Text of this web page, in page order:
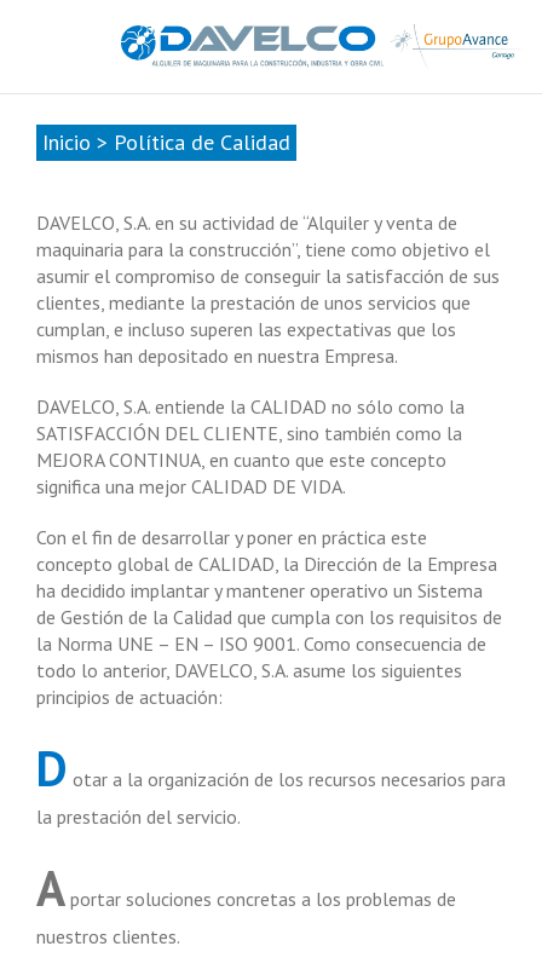
Inicio > Política de Calidad
DAVELCO, S.A. en su actividad de “Alquiler y venta de
maquinaria para la construcción”, tiene como objetivo el
asumir el compromiso de conseguir la satisfacción de sus
clientes, mediante la prestación de unos servicios que
cumplan, e incluso superen las expectativas que los
mismos han depositado en nuestra Empresa.
DAVELCO, S.A. entiende la CALIDAD no sólo como la
SATISFACCIÓN DEL CLIENTE, sino también como la
MEJORA CONTINUA, en cuanto que este concepto
significa una mejor CALIDAD DE VIDA.
Con el fin de desarrollar y poner en práctica este
concepto global de CALIDAD, la Dirección de la Empresa
ha decidido implantar y mantener operativo un Sistema
de Gestión de la Calidad que cumpla con los requisitos de
la Norma UNE – EN – ISO 9001. Como consecuencia de
todo lo anterior, DAVELCO, S.A. asume los siguientes
principios de actuación:
D otar a la organización de los recursos necesarios para
la prestación del servicio.
A portar soluciones concretas a los problemas de
nuestros clientes.